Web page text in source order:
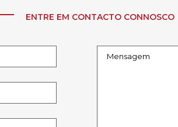
ENTRE EM CONTACTO CONNOSCO